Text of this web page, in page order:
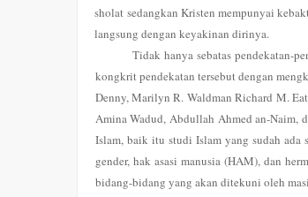
sholat sedangkan Kristen mempunyai
langsung dengan keyakinan dirinya.
Tidak hanya sebatas pendekatan-
kongkrit pendekatan tersebut dengan
Denny, Marilyn R. Waldman Richard M.
Amina Wadud, Abdullah Ahmed an-Naim,
Islam, baik itu studi Islam yang sudah ada
gender, hak asasi manusia (HAM), dan
bidang-bidang yang akan ditekuni oleh